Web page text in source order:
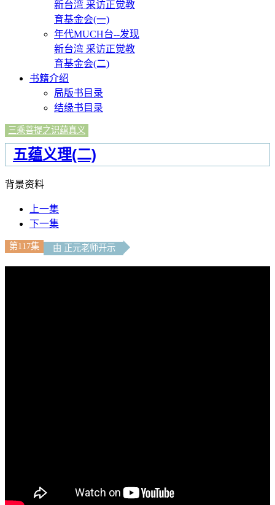
新台湾 采访正觉教
育基金会(一)
年代MUCH台--发现
新台湾 采访正觉教
育基金会(二)
书籍介绍
局版书目录
结缘书目录
三乘菩提之识蕴真义
五蕴义理(二)
背景资料
上一集
下一集
第117集 由 正元老师开示
接下来说识蕴，“识”是六根对所缘取六尘境，有分析跟
分类的了别作用；识蕴有六个识，也就是眼识、耳识、鼻